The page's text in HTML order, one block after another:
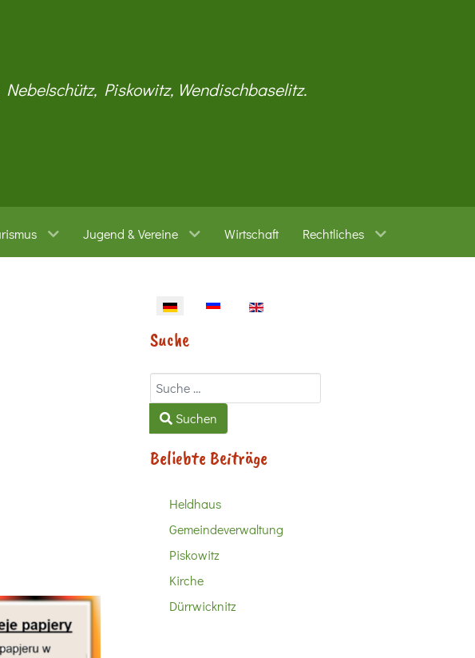
Piskowitz, Wendischbaselitz.
Jugend & Vereine Wirtschaft Rechtliches
Sprache auswählen
Suche
Suchen
Suchen
Beliebte Beiträge
Heldhaus
Gemeindeverwaltung
Piskowitz
Kirche
Dürrwicknitz